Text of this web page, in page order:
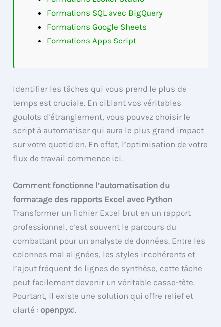
Formations SQL avec BigQuery
Formations Google Sheets
Formations Apps Script
Identifier les tâches qui vous prend le plus de
temps est cruciale. En ciblant vos véritables
goulots d’étranglement, vous pouvez choisir le
script à automatiser qui aura le plus grand impact
sur votre quotidien. En effet, l’optimisation de votre
flux de travail commence ici.
Comment fonctionne l’automatisation du
formatage des rapports Excel avec Python
Transformer un fichier Excel brut en un rapport
professionnel, c’est souvent le parcours du
combattant pour un analyste de données. Entre les
colonnes mal alignées, les styles incohérents et
l’ajout fréquent de lignes de synthèse, cette tâche
peut facilement devenir un véritable casse-tête.
Pourtant, il existe une solution qui offre relief et
clarté : openpyxl.